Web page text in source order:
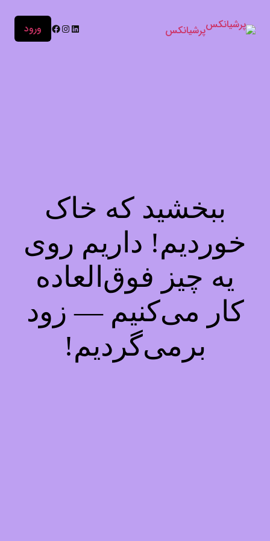
پرشیانکس ورود
ببخشید که خاک
خوردیم! داریم روی
یه چیز فوق‌العاده
کار می‌کنیم — زود
برمی‌گردیم!